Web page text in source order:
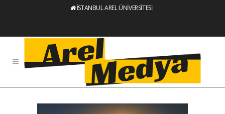
İSTANBUL AREL ÜNİVERSİTESİ